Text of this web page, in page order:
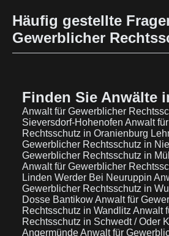
Häufig gestellte
Gewerblicher
Finden Sie Anwälte
Anwalt für Gewerblicher
Sieversdorf-Hohenofen Anwalt
Rechtsschutz in Oranienburg
Gewerblicher Rechtsschutz in
Gewerblicher Rechtsschutz in
Anwalt für Gewerblicher
Linden Werder Bei Neuruppin
Gewerblicher Rechtsschutz in
Dosse BantikowAnwalt für
Rechtsschutz in Wandlitz Anwalt
Rechtsschutz in Schwedt / Oder
AngermündeAnwalt für